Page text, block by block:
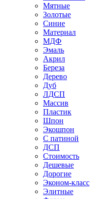
Мятные
Золотые
Синие
Материал
МДФ
Эмаль
Акрил
Береза
Дерево
Дуб
ЛДСП
Массив
Пластик
Шпон
Экошпон
С патиной
ДСП
Стоимость
Дешевые
Дорогие
Эконом-класс
Элитные